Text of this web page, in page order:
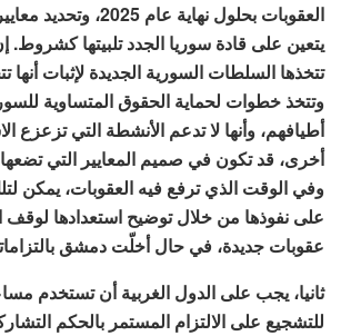
العقوبات بحلول نهاية عام
يتعين على قادة سوريا الجدد تلبيتها كشروط.
تتخذها السلطات السورية الجديدة لإثبات أنها
وتتخذ خطوات لحماية الحقوق المتساوية
أطيافهم، وأنها لا تدعم الأنشطة التي تزعزع
أخرى، قد تكون في صميم المعايير التي
وفي الوقت الذي ترفع فيه العقوبات، يمكن
على نفوذها من خلال توضيح استعدادها لوقف
عقوبات جديدة، في حال أخلّت دمشق
ثانيا، يجب على الدول الغربية أن تستخدم
للتشجيع على الالتزام المستمر بالحكم